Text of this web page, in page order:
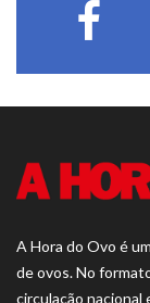
A Hora do Ovo é
de ovos. No
circulação